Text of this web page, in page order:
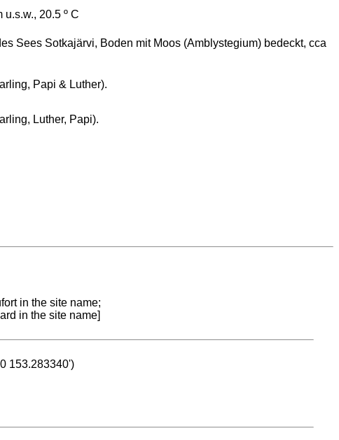
20.5 º C
Sees Sotkajärvi, Boden mit Moos (Amblystegium) bedeckt, cca
Papi & Luther).
Luther, Papi).
in the site name;
in the site name]
153.283340')